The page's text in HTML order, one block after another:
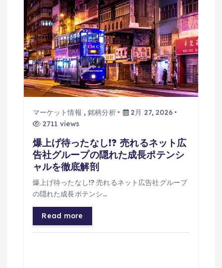
マーケット情報 ,銘柄分析
2月 27, 2026
2711 views
爆上げ待ったなし!? 売れるネット広
告社グループの隠れた成長ポテンシ
ャルを徹底解剖
爆上げ待ったなし!? 売れるネット広告社グループ
の隠れた成長ポテンシ…
Read more